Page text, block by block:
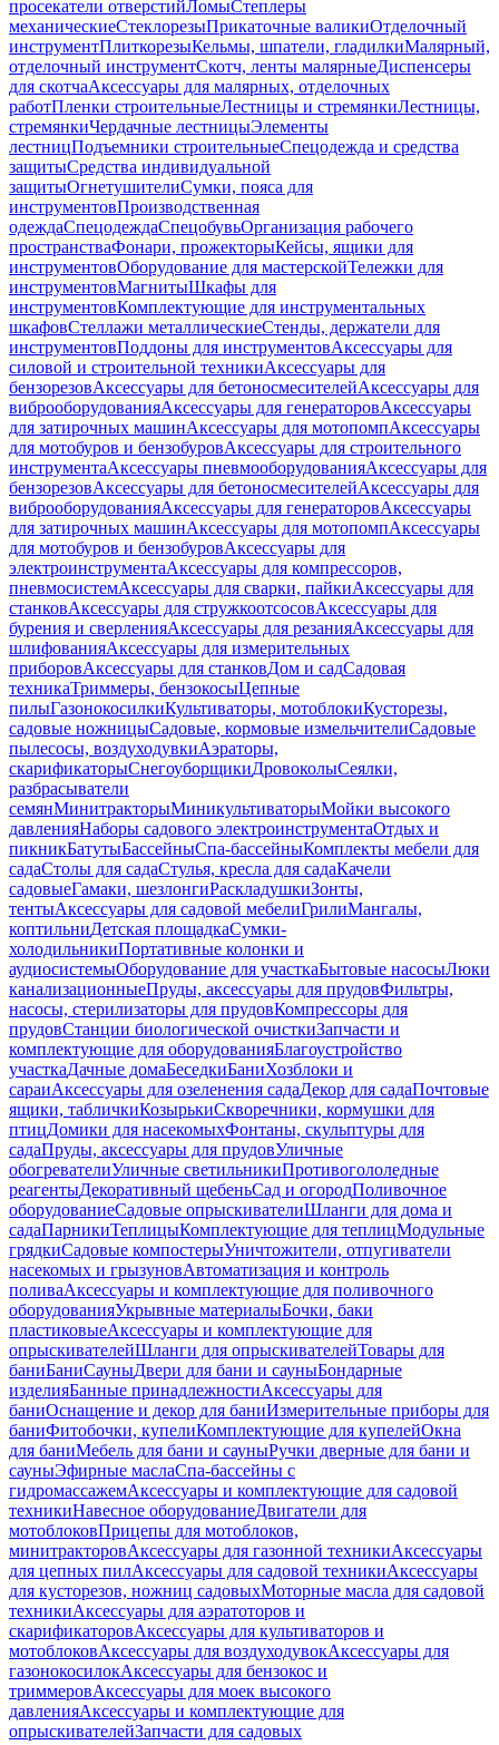
просекатели отверстийЛомыСтеплеры
механическиеСтеклорезыПрикаточные валикиОтделочный
инструментПлиткорезыКельмы, шпатели, гладилкиМалярный,
отделочный инструментСкотч, ленты малярныеДиспенсеры
для скотчаАксессуары для малярных, отделочных
работПленки строительныеЛестницы и стремянкиЛестницы,
стремянкиЧердачные лестницыЭлементы
лестницПодъемники строительныеСпецодежда и средства
защитыСредства индивидуальной
защитыОгнетушителиСумки, пояса для
инструментовПроизводственная
одеждаСпецодеждаСпецобувьОрганизация рабочего
пространстваФонари, прожекторыКейсы, ящики для
инструментовОборудование для мастерскойТележки для
инструментовМагнитыШкафы для
инструментовКомплектующие для инструментальных
шкафовСтеллажи металлическиеСтенды, держатели для
инструментовПоддоны для инструментовАксессуары для
силовой и строительной техникиАксессуары для
бензорезовАксессуары для бетоносмесителейАксессуары для
виброоборудованияАксессуары для генераторовАксессуары
для затирочных машинАксессуары для мотопомпАксессуары
для мотобуров и бензобуровАксессуары для строительного
инструментаАксессуары пневмооборудованияАксессуары для
бензорезовАксессуары для бетоносмесителейАксессуары для
виброоборудованияАксессуары для генераторовАксессуары
для затирочных машинАксессуары для мотопомпАксессуары
для мотобуров и бензобуровАксессуары для
электроинструментаАксессуары для компрессоров,
пневмосистемАксессуары для сварки, пайкиАксессуары для
станковАксессуары для стружкоотсосовАксессуары для
бурения и сверленияАксессуары для резанияАксессуары для
шлифованияАксессуары для измерительных
приборовАксессуары для станковДом и садСадовая
техникаТриммеры, бензокосыЦепные
пилыГазонокосилкиКультиваторы, мотоблокиКусторезы,
садовые ножницыСадовые, кормовые измельчителиСадовые
пылесосы, воздуходувкиАэраторы,
скарификаторыСнегоуборщикиДровоколыСеялки,
разбрасыватели
семянМинитракторыМиникультиваторыМойки высокого
давленияНаборы садового электроинструментаОтдых и
пикникБатутыБассейныСпа-бассейныКомплекты мебели для
садаСтолы для садаСтулья, кресла для садаКачели
садовыеГамаки, шезлонгиРаскладушкиЗонты,
тентыАксессуары для садовой мебелиГрилиМангалы,
коптильниДетская площадкаСумки-
холодильникиПортативные колонки и
аудиосистемыОборудование для участкаБытовые насосыЛюки
канализационныеПруды, аксессуары для прудовФильтры,
насосы, стерилизаторы для прудовКомпрессоры для
прудовСтанции биологической очисткиЗапчасти и
комплектующие для оборудованияБлагоустройство
участкаДачные домаБеседкиБаниХозблоки и
сараиАксессуары для озеленения садаДекор для садаПочтовые
ящики, табличкиКозырькиСкворечники, кормушки для
птицДомики для насекомыхФонтаны, скульптуры для
садаПруды, аксессуары для прудовУличные
обогревателиУличные светильникиПротивогололедные
реагентыДекоративный щебеньСад и огородПоливочное
оборудованиеСадовые опрыскивателиШланги для дома и
садаПарникиТеплицыКомплектующие для теплицМодульные
грядкиСадовые компостерыУничтожители, отпугиватели
насекомых и грызуновАвтоматизация и контроль
поливаАксессуары и комплектующие для поливочного
оборудованияУкрывные материалыБочки, баки
пластиковыеАксессуары и комплектующие для
опрыскивателейШланги для опрыскивателейТовары для
баниБаниСауныДвери для бани и сауныБондарные
изделияБанные принадлежностиАксессуары для
баниОснащение и декор для баниИзмерительные приборы для
баниФитобочки, купелиКомплектующие для купелейОкна
для баниМебель для бани и сауныРучки дверные для бани и
сауныЭфирные маслаСпа-бассейны с
гидромассажемАксессуары и комплектующие для садовой
техникиНавесное оборудованиеДвигатели для
мотоблоковПрицепы для мотоблоков,
минитракторовАксессуары для газонной техникиАксессуары
для цепных пилАксессуары для садовой техникиАксессуары
для кусторезов, ножниц садовыхМоторные масла для садовой
техникиАксессуары для аэратоторов и
скарификаторовАксессуары для культиваторов и
мотоблоковАксессуары для воздуходувокАксессуары для
газонокосилокАксессуары для бензокос и
триммеровАксессуары для моек высокого
давленияАксессуары и комплектующие для
опрыскивателейЗапчасти для садовых